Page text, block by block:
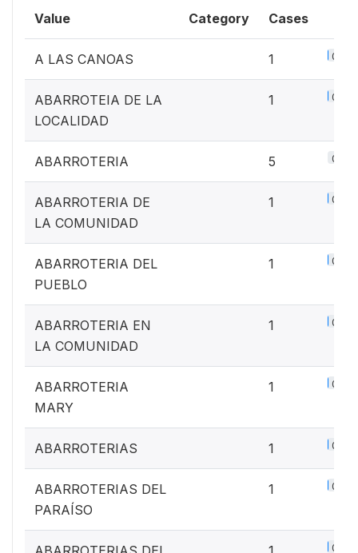
Value Category Cases
A LAS CANOAS 1 0.1%
ABARROTEIA DE LA
LOCALIDAD
1 0.1%
ABARROTERIA 5 0.6%
ABARROTERIA DE
LA COMUNIDAD
1 0.1%
ABARROTERIA DEL
PUEBLO
1 0.1%
ABARROTERIA EN
LA COMUNIDAD
1 0.1%
ABARROTERIA
MARY
1 0.1%
ABARROTERIAS 1 0.1%
ABARROTERIAS DEL
PARAÍSO
1 0.1%
0.1%